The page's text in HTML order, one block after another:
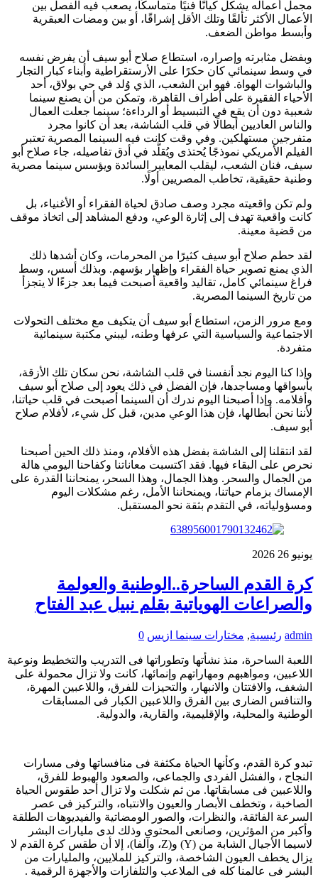
مجمل أعماله يشكل كيانًا فنيًا متماسكًا، يصعب فيه الفصل بين
الأعمال الأكثر تألقًا وتلك الأقل إشراقًا، أو بين ومضات العبقرية
وأبسط مواطن الضعف.
وبفضل مثابرته وإصراره، استطاع صلاح أبو سيف أن يفرض نفسه
في وسط سينمائي كان حكرًا على الأرستقراطية وأبناء كبار التجار
والباشوات الهواة. فهو ابن الشعب، الذي وُلد في حي بولاق، أحد
الأحياء الفقيرة على أطراف القاهرة، وتمكن من أن يصنع سينما
شعبية دون أن يقع في التبسيط أو الرداءة؛ سينما جعلت العمال
والناس العاديين أبطالًا في قلب الشاشة، بعد أن كانوا مجرد
متفرجين مستهلكين. وفي وقت كانت فيه السينما المصرية تعتبر
الفيلم الأمريكي نموذجًا يُحتذى ويُقلَّد في أدق تفاصيله، جاء صلاح أبو
سيف، فنان الشعب، ليقلب المعايير السائدة ويؤسس سينما مصرية
وطنية حقيقية، تخاطب المصريين أولًا.
ولم تكن واقعيته مجرد وصف صادق لحياة الفقراء أو الأغنياء، بل
كانت واقعية تهدف إلى إثارة الوعي، ودفع المشاهد إلى اتخاذ موقف
من قضية معينة.
لقد حطم صلاح أبو سيف كثيرًا من المحرمات، وكان أشدها ذلك
الذي يمنع تصوير حياة الفقراء وإظهار بؤسهم. وبذلك أسس، وسط
فراغ سينمائي كامل، تقاليد واقعية أصبحت فيما بعد جزءًا لا يتجزأ
من تاريخ السينما المصرية.
ومع مرور الزمن، استطاع أبو سيف أن يتكيف مع مختلف التحولات
الاجتماعية والسياسية التي عرفها وطنه، ليبني مكتبة سينمائية
متفردة.
وإذا كنا اليوم نجد أنفسنا في قلب الشاشة، نحن سكان تلك الأزقة،
بأسواقها ومساجدها، فإن الفضل في ذلك يعود إلى صلاح أبو سيف
وأفلامه. وإذا أصبحنا اليوم ندرك أن السينما أصبحت في قلب حياتنا،
لأننا نحن أبطالها، فإن هذا الوعي مدين، قبل كل شيء، لأفلام صلاح
أبو سيف.
لقد انتقلنا إلى الشاشة بفضل هذه الأفلام، ومنذ ذلك الحين أصبحنا
نحرص على البقاء فيها. فقد اكتسبت معاناتنا وكفاحنا اليومي هالة
من الجمال والسحر. وهذا الجمال، وهذا السحر، يمنحاننا القدرة على
الإمساك بزمام حياتنا، ويمنحاننا الأمل، رغم مشكلات اليوم
ومسؤولياته، في التقدم بثقة نحو المستقبل.
يونيو 26
2026
كرة القدم الساحرة..الوطنية والعولمة
والصراعات الهوياتية بقلم نبيل عبد الفتاح
admin رئيسية, مختارات سينما ازيس 0
اللعبة الساحرة، منذ نشأتها وتطوراتها فى التدريب والتخطيط ونوعية
اللاعبين، ومواهبهم ومهاراتهم وإنمائها، كانت ولا تزال محمولة على
الشغف، والافتتان والانبهار، والتحيزات للفرق، واللاعبين المهرة،
والتنافس الضارى بين الفرق واللاعبين الكبار فى المسابقات
الوطنية والمحلية، والإقليمية، والقارية، والدولية.
تبدو كرة القدم، وكأنها الحياة مكثفة فى منافساتها وفى مسارات
النجاح ، والفشل الفردى والجماعى، والصعود والهبوط للفرق،
واللاعبين فى مسابقاتها. من ثم شكلت ولا تزال أحد طقوس الحياة
الصاخبة ، وتخطف الأبصار والعيون والانتباه، والتركيز فى عصر
السرعة الفائقة، والنظرات، والصور الومضاتية والفيديوهات الطلقة
وأكبر من المؤثرين، وصانعى المحتوى وذلك لدى مليارات البشر
لاسيما الأجيال الشابة من (Y) و(Z، وآلفا)، إلا أن طقس كرة القدم لا
يزال يخطف العيون الشاخصة، والتركيز للملايين، والمليارات من
البشر فى عالمنا كله فى الملاعب والتلفازات والأجهزة الرقمية .